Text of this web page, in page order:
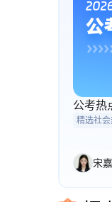
公考热
精选社
宋